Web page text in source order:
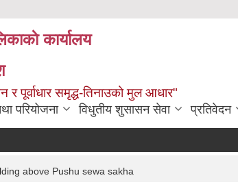
कार्यालय
र पूर्वाधार समृद्ध-तिनाउको मुल आधार"
परियोजना विधुतीय शुसासन सेवा प्रतिवेदन
above Pushu sewa sakha